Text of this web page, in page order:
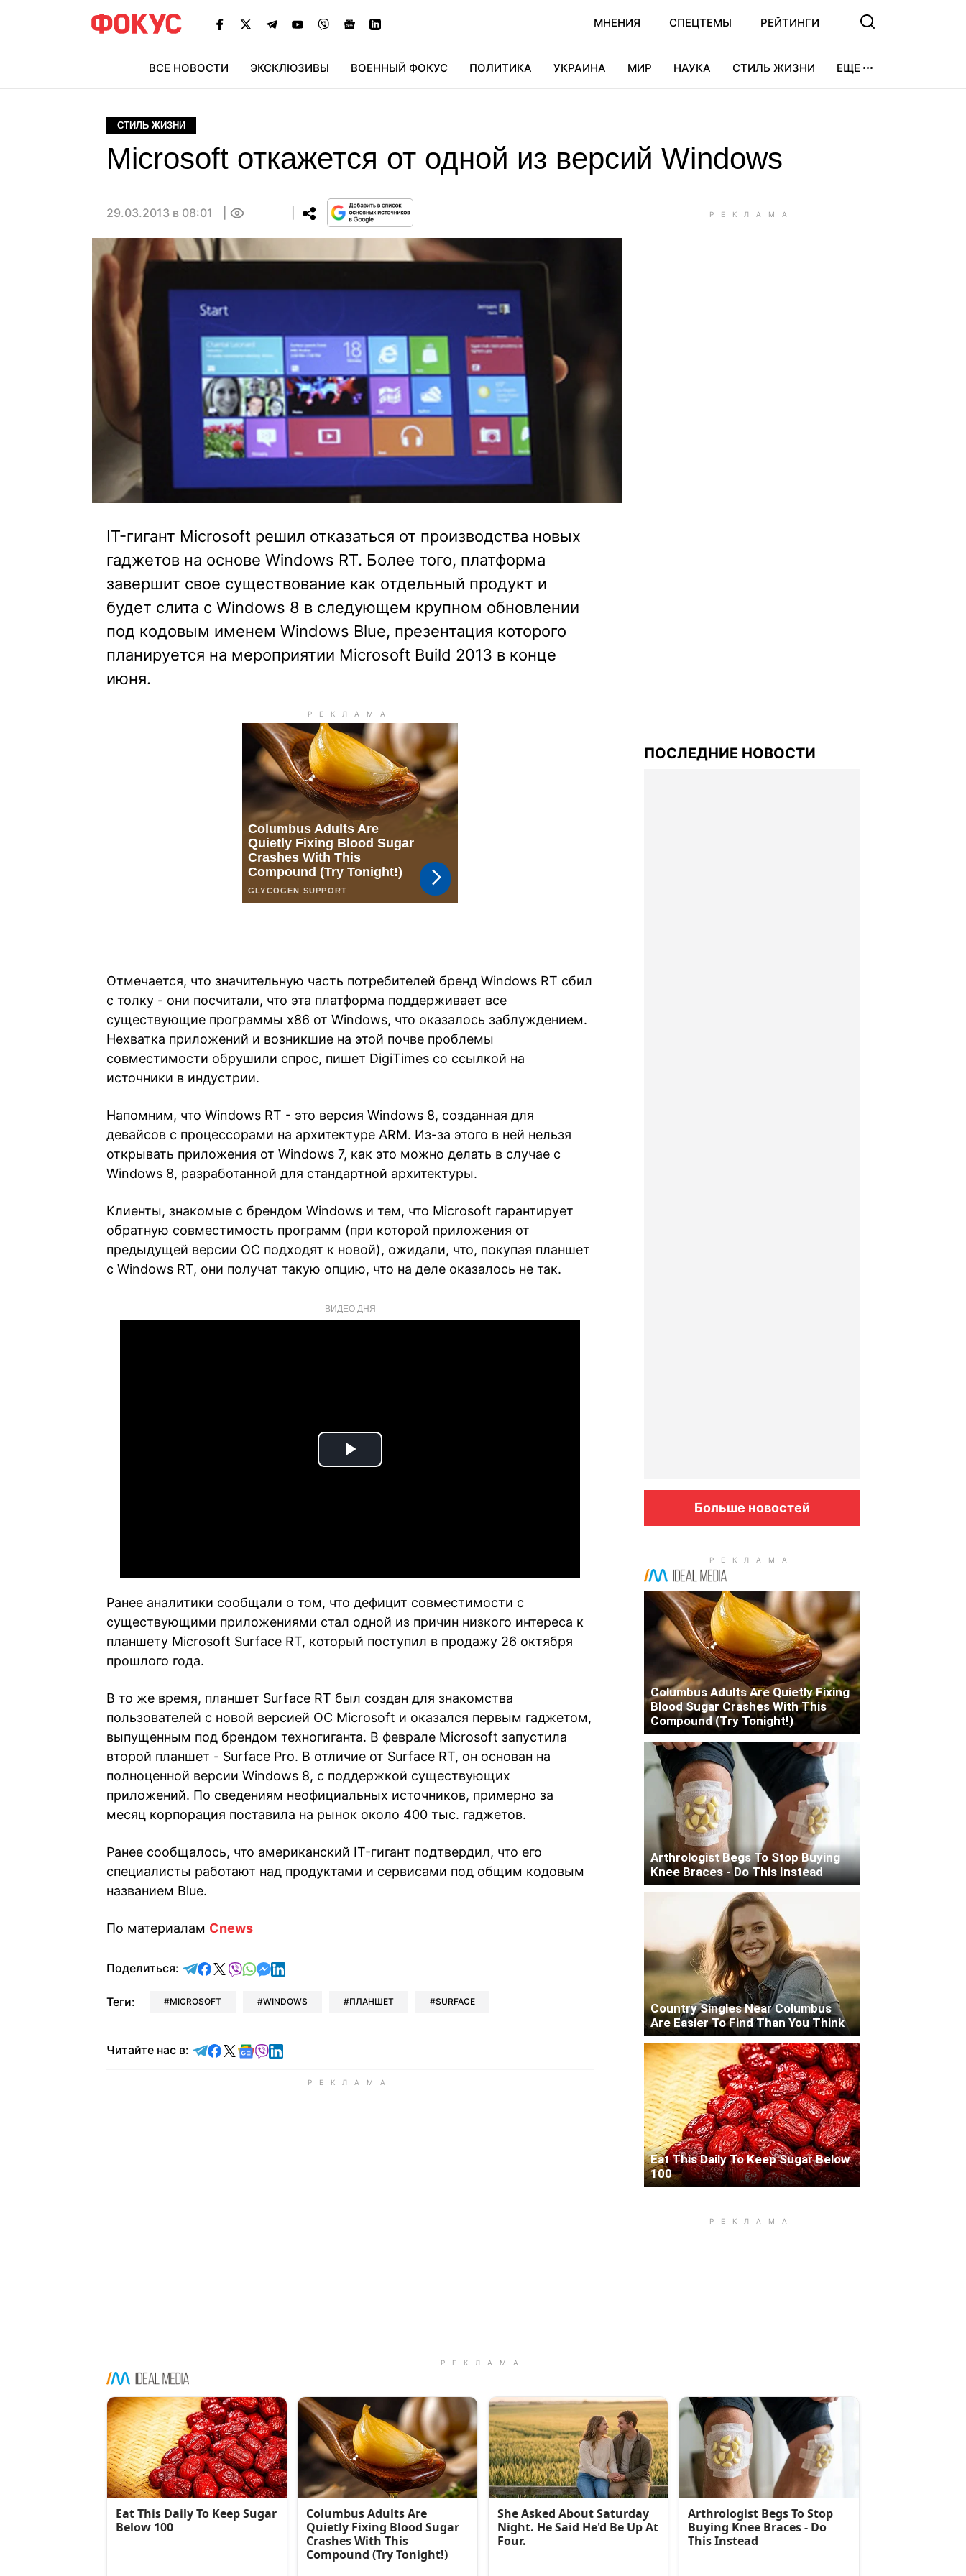
МНЕНИЯ СПЕЦТЕМЫ РЕЙТИНГИ
ВСЕ НОВОСТИ ЭКСКЛЮЗИВЫ ВОЕННЫЙ ФОКУС ПОЛИТИКА УКРАИНА МИР НАУКА СТИЛЬ ЖИЗНИ ЕЩЕ
СТИЛЬ ЖИЗНИ
Microsoft откажется от одной из версий Windows
29.03.2013 в 08:01
IT-гигант Microsoft решил отказаться от производства новых
гаджетов на основе Windows RT. Более того, платформа
завершит свое существование как отдельный продукт и
будет слита с Windows 8 в следующем крупном обновлении
под кодовым именем Windows Blue, презентация которого
планируется на мероприятии Microsoft Build 2013 в конце
июня.
Отмечается, что значительную часть потребителей бренд Windows RT сбил
с толку - они посчитали, что эта платформа поддерживает все
существующие программы x86 от Windows, что оказалось заблуждением.
Нехватка приложений и возникшие на этой почве проблемы
совместимости обрушили спрос, пишет DigiTimes со ссылкой на
источники в индустрии.
Напомним, что Windows RT - это версия Windows 8, созданная для
девайсов с процессорами на архитектуре ARM. Из-за этого в ней нельзя
открывать приложения от Windows 7, как это можно делать в случае с
Windows 8, разработанной для стандартной архитектуры.
Клиенты, знакомые с брендом Windows и тем, что Microsoft гарантирует
обратную совместимость программ (при которой приложения от
предыдущей версии ОС подходят к новой), ожидали, что, покупая планшет
с Windows RT, они получат такую опцию, что на деле оказалось не так.
ВИДЕО ДНЯ
Play
Ранее аналитики сообщали о том, что дефицит совместимости с
существующими приложениями стал одной из причин низкого интереса к
планшету Microsoft Surface RT, который поступил в продажу 26 октября
прошлого года.
В то же время, планшет Surface RT был создан для знакомства
пользователей с новой версией ОС Microsoft и оказался первым гаджетом,
выпущенным под брендом техногиганта. В феврале Microsoft запустила
второй планшет - Surface Pro. В отличие от Surface RT, он основан на
полноценной версии Windows 8, с поддержкой существующих
приложений. По сведениям неофициальных источников, примерно за
месяц корпорация поставила на рынок около 400 тыс. гаджетов.
Ранее сообщалось, что американский IT-гигант подтвердил, что его
специалисты работают над продуктами и сервисами под общим кодовым
названием Blue.
По материалам Cnews
Поделиться: отправить в Telegram
поделиться в Facebook
поделиться в X
отправить в Viber
отправить в Whatsapp
отправить в Messenger
отправить в LinkedIn
Теги: MICROSOFT WINDOWS ПЛАНШЕТ SURFACE
Читайте нас в: Читайте в Telegram
Читайте в Facebook
Читайте в X
Читайте в Google news
Читайте в Viber
Читайте в LinkedIn
ПОСЛЕДНИЕ НОВОСТИ
Больше новостей